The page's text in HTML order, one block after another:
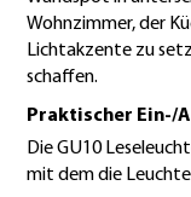
Wohnzimmer, der
Lichtakzente zu
schaffen.
Praktischer Ein-/
Die GU10
mit dem die